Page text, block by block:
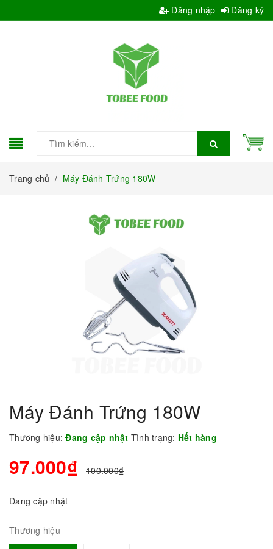
Đăng nhập Đăng ký
Trang chủ / Máy Đánh Trứng 180W
Máy Đánh Trứng 180W
Thương hiệu: Đang cập nhật Tình trạng: Hết hàng
97.000₫ 100.000₫
Đang cập nhật
Thương hiệu